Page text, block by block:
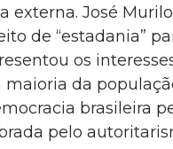
externa. José
de “estadania”
os
da
brasileira
pelo